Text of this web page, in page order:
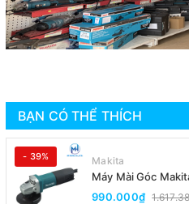
BẠN CÓ THỂ THÍCH
- 39% Makita
Máy Mài Góc
Đuôi)
990.000₫